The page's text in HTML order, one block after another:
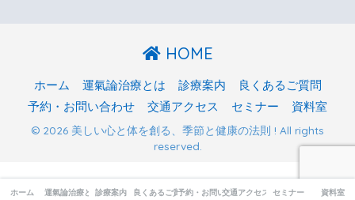
HOME
ホーム 運氣論治療とは 診療案内
良くあるご質問
予約・お問い合わせ
交通アクセス セミナー 資料室
© 2026 美しい心と体を創る、季節と健康の法則 ! All rights
reserved.
ホーム 運氣論治療とは診療案内 良くあるご質問予約・お問い合わせ
交通アクセス セミナー 資料室